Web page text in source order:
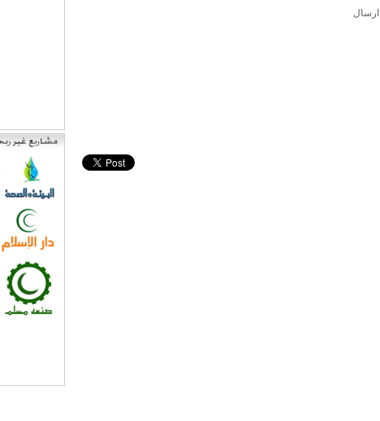
ارسال